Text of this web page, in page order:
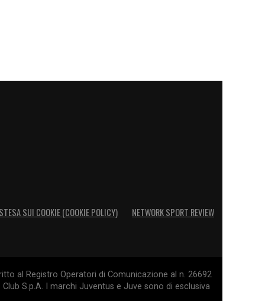
SUI COOKIE (COOKIE POLICY) NETWORK SPORT REVIEW
al Registro Operatori di Comunicazione al n. 26692
S.p.A. I marchi Juventus e Juve sono di esclusiva